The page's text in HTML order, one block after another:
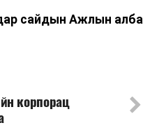
сайдын Ажлын алба
корпорац